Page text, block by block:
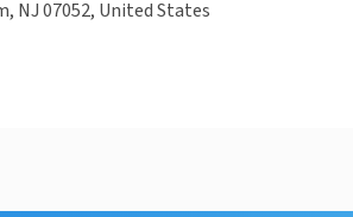
NJ 07052, United States